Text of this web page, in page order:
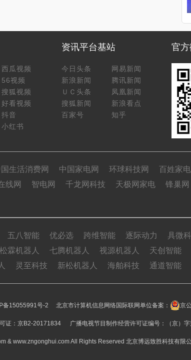
西瓜视频
56视频
搜狐视频
好看视频
抖音
小红书
资讯平台基站
今日头条
网易新闻
新浪新闻
腾讯新闻
ＵＣ头条
凤凰新闻
搜狐新闻
新浪看点
百家号
知乎
官
生活消费网 中国家电网 环球科技网 百姓家
线网 智电网 千龙网科技 天极网家电 锋巢网
五八智能 优必选 跨维智能 逐际动力 具微
松霖机器人 七腾机器人 视源机器人 天创智能
灵至科技 新松机器人 海舶科技 通道智能
备15055991号-2 北京市计算机信息网络国际联网单位备案： 京
证：京B2-20171834 广播电视节目制作经营许可证编号：（京）
& www.zngonghui.com All Rights Reserved 北京博远致胜科技有限